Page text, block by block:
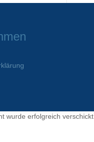
wurde erfolgreich verschickt